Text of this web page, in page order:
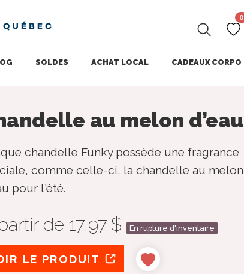
0
SOLDES ACHAT LOCAL CADEAUX CORPO
au melon d’eau
chandelle Funky possède une fragrance
comme celle-ci, la chandelle au melon
pour l'été.
de 17,97 $ En rupture d'inventaire
LE PRODUIT